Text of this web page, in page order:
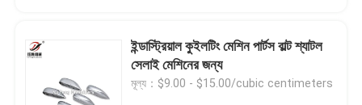
ইন্ডাস্ট্রিয়াল কুইলটিং মেশিন পার্টস বাল্ট শ্যাটল
সেলাই মেশিনের জন্য
মূল্য：$9.00 - $15.00/cubic centimeters